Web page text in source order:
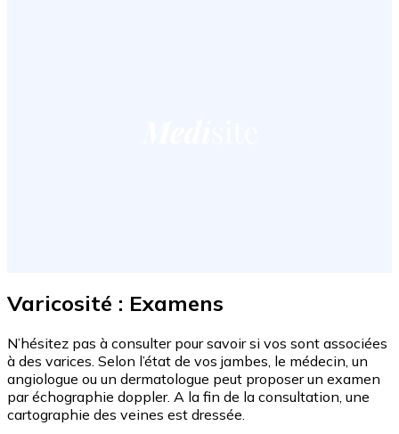
Varicosité : Examens
N’hésitez pas à consulter pour savoir si vos sont associées
à des varices. Selon l’état de vos jambes, le médecin, un
angiologue ou un dermatologue peut proposer un examen
par échographie doppler. A la fin de la consultation, une
cartographie des veines est dressée.